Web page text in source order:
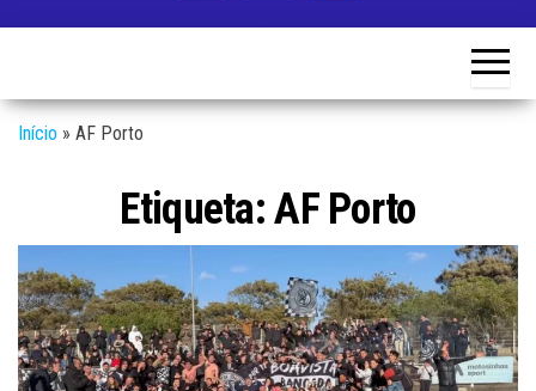
Início » AF Porto
Etiqueta:AF Porto